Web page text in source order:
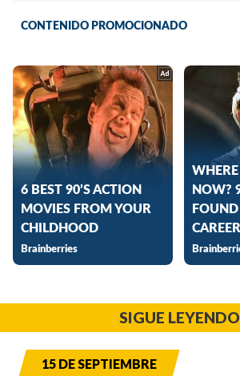
SIGUE LEYENDO
15 DE SEPTIEMBRE